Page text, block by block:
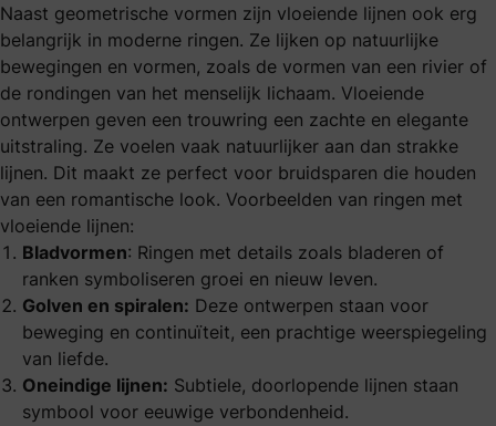
Naast geometrische vormen zijn vloeiende lijnen ook erg
belangrijk in moderne ringen. Ze lijken op natuurlijke
bewegingen en vormen, zoals de vormen van een rivier of
de rondingen van het menselijk lichaam. Vloeiende
ontwerpen geven een trouwring een zachte en elegante
uitstraling. Ze voelen vaak natuurlijker aan dan strakke
lijnen. Dit maakt ze perfect voor bruidsparen die houden
van een romantische look. Voorbeelden van ringen met
vloeiende lijnen:
Bladvormen: Ringen met details zoals bladeren of
ranken symboliseren groei en nieuw leven.
Golven en spiralen: Deze ontwerpen staan voor
beweging en continuïteit, een prachtige weerspiegeling
van liefde.
Oneindige lijnen: Subtiele, doorlopende lijnen staan
symbool voor eeuwige verbondenheid.